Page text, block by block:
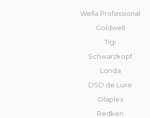
Wella Professional
Goldwell
Tigi
Schwarzkopf
Londa
DSD de Luxe
Olaplex
Redken